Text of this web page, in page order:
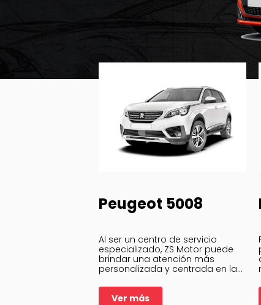
Peugeot 5008
Al ser un centro de servicio
especializado, ZS Motor puede
brindar una atención más
personalizada y centrada en las
necesidades específicas de tu
Peugeot 5008.
Ver más